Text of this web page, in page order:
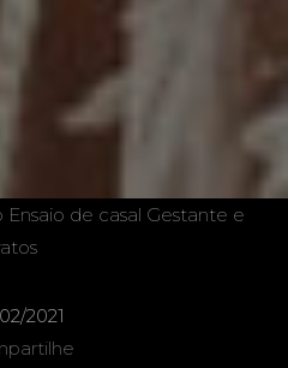
Ensaio de casal Gestante e
2021